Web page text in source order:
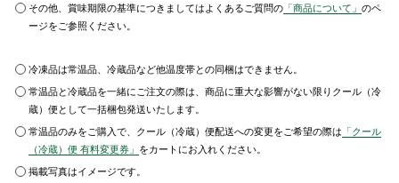
その他、賞味期限の基準につきましてはよくあるご質問の 「商品について」のペ
ージをご参照ください。
冷凍品は常温品、冷蔵品など他温度帯との同梱はできません。
常温品と冷蔵品を一緒にご注文の際は、商品に重大な影響がない限りクール（冷
蔵）便として一括梱包発送いたします。
常温品のみをご購入で、クール（冷蔵）便配送への変更をご希望の際は 「クール
（冷蔵）便 有料変更券」 をカートにお入れください。
掲載写真はイメージです。